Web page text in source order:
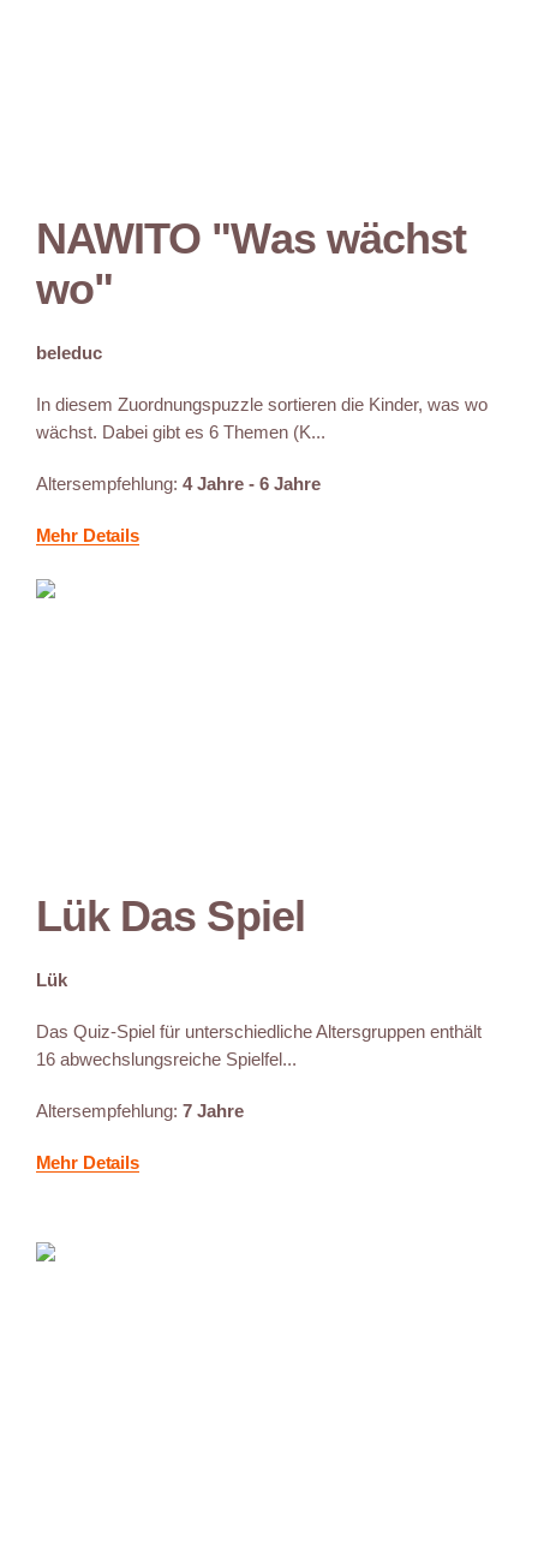
NAWITO "Was wächst
wo"
beleduc
In diesem Zuordnungspuzzle sortieren die Kinder, was wo
wächst. Dabei gibt es 6 Themen (K...
Altersempfehlung: 4 Jahre - 6 Jahre
Mehr Details
Lük Das Spiel
Lük
Das Quiz-Spiel für unterschiedliche Altersgruppen enthält
16 abwechslungsreiche Spielfel...
Altersempfehlung: 7 Jahre
Mehr Details